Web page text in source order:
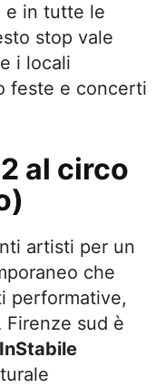
e in tutte le
stop vale
i locali
feste e concerti
al circo
artisti per un
che
performative,
Firenze sud è
InStabile